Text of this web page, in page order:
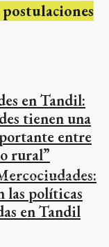
en Tandil:
tienen una
entre
rural”
las políticas
en Tandil